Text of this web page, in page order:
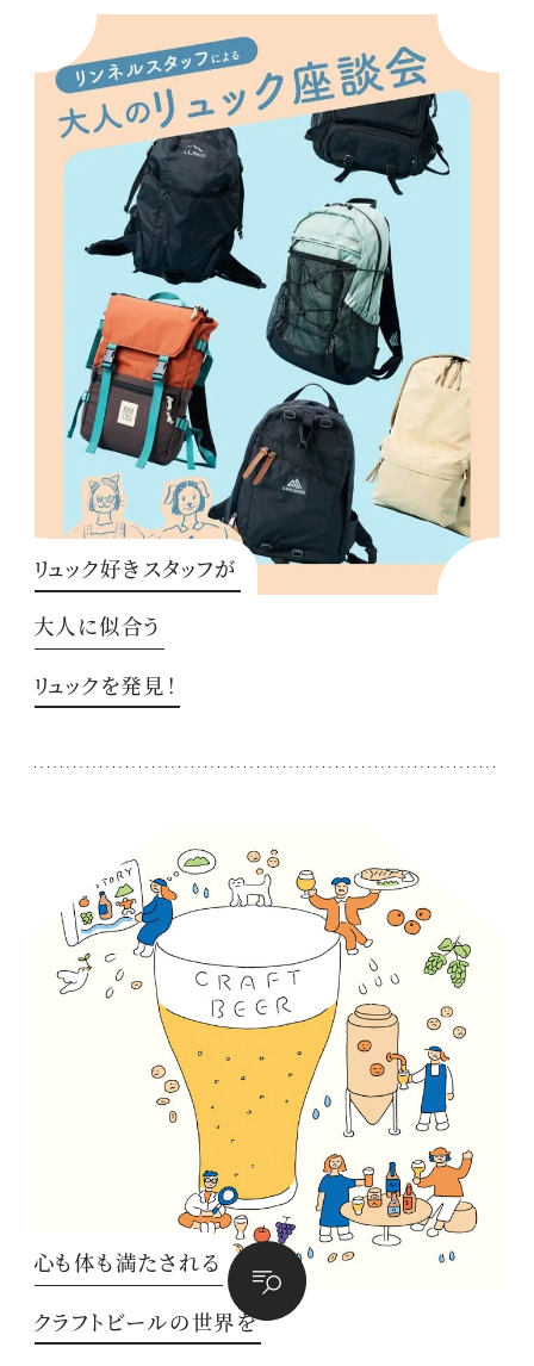
リュック好きスタッフが
大人に似合う
リュックを発見！
心も体も満たされる
クラフトビールの世界を